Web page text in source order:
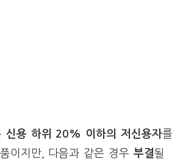
신용 하위 20% 이하의 저신용자를
이지만, 다음과 같은 경우 부결될